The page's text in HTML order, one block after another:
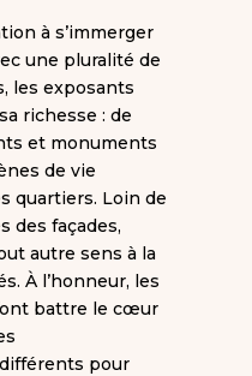
à s’immerger
une pluralité de
les exposants
richesse : de
et monuments
de vie
quartiers. Loin de
des façades,
autre sens à la
À l’honneur, les
battre le cœur
pour